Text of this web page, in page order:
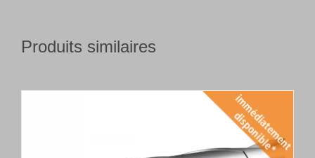
Produits similaires